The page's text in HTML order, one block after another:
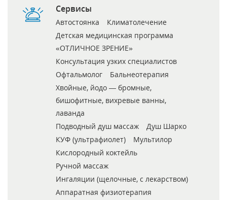
Сервисы
Автостоянка
Климатолечение
Детская медицинская программа
«ОТЛИЧНОЕ ЗРЕНИЕ»
Консультация узких специалистов
Офтальмолог
Бальнеотерапия
Хвойные, йодо — бромные,
бишофитные, вихревые ванны,
лаванда
Подводный душ массаж
Душ Шарко
КУФ (ультрафиолет)
Мультилор
Кислородный коктейль
Ручной массаж
Ингаляции (щелочные, с лекарством)
Аппаратная физиотерапия